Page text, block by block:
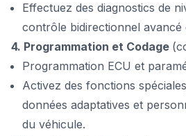
Effectuez des diagnostics de
contrôle bidirectionnel avancé
4. Programmation et Codage
Programmation ECU et
Activez des fonctions
données adaptatives et
du véhicule.